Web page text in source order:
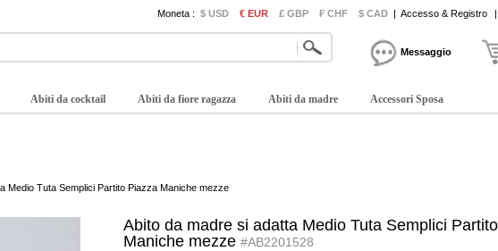
Moneta : $ USD € EUR £ GBP ₣ CHF $ CAD | Accesso & Registro |
Messaggio
Abiti da cocktail Abiti da fiore ragazza Abiti da madre Accessori Sposa
Medio Tuta Semplici Partito Piazza Maniche mezze
Abito da madre si adatta Medio Tuta Semplici
Maniche mezze #AB2201528